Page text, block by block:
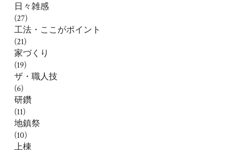
日々雑感
(27)
工法・ここがポイント
(21)
家づくり
(19)
ザ・職人技
(6)
研鑽
(11)
地鎮祭
(10)
上棟